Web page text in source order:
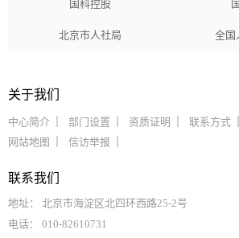
国科控股
北京市人社局 全国
关于我们
中心简介 部门设置 资质证明 联系方式
网站地图
信访举报
联系我们
地址： 北京市海淀区北四环西路25-2号
电话： 010-82610731